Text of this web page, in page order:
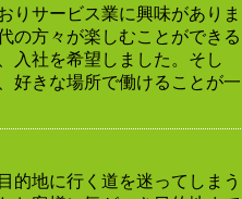
りサービス業に興味がありま
の方々が楽しむことができる
入社を希望しました。そし
好きな場所で働けることが一
的地に行く道を迷ってしまう